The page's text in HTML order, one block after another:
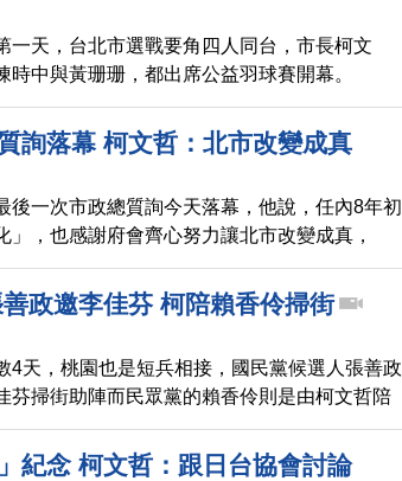
一天，台北市選戰要角四人同台，市長柯文
時中與黃珊珊，都出席公益羽球賽開幕。
詢落幕 柯文哲：北市改變成真
後一次市政總質詢今天落幕，他說，任內8年初
」，也感謝府會齊心努力讓北市改變成真，
而變得更好」。
政邀李佳芬 柯陪賴香伶掃街
4天，桃園也是短兵相接，國民黨候選人張善政
芬掃街助陣而民眾黨的賴香伶則是由柯文哲陪
透。而民進黨鄭運鵬一大早就先到大園市場拜
陣視察機場捷運延伸線，選前打政績牌。
紀念 柯文哲：跟日台協會討論